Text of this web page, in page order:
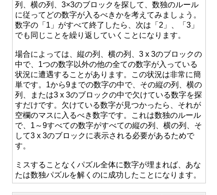
列、横の列、3×3のブロックを探して、数独のルール
に従ってどの数字が入るべきかを考えてみましょう。
数字の「1」がすべて終了したら、次は「2」、「3」
でも同じことを繰り返していくことになります。
場合によっては、縦の列、横の列、3 x 3のブロックの
中で、1つの数字以外の他の全ての数字が入っている
状況に遭遇することがあります。この状況は非常に簡
単です。1から9までの数字の中で、その縦の列、横の
列、または3 x 3のブロックの中で欠けている数字を探
すだけです。欠けている数字が見つかったら、それが
空欄のマスに入るべき数字です。これは数独のルール
で、1～9すべての数字がすべての縦の列、横の列、そ
して3 x 3のブロックに表示される必要があるためで
す。
ミスすることなくパズル全体に数字が埋まれば、あな
たは数独パズルを解くのに成功したことになります。